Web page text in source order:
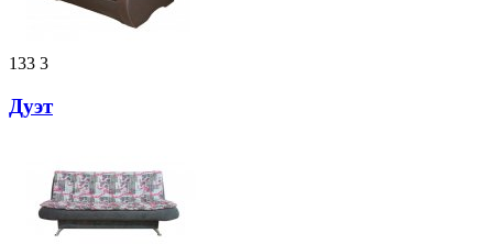
133 3
Дуэт